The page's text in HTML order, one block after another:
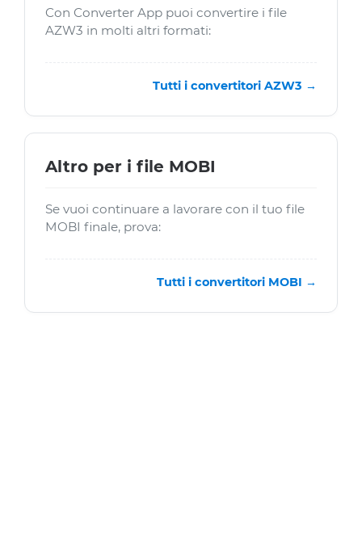
Con Converter App puoi convertire i file
AZW3 in molti altri formati:
Tutti i convertitori AZW3 →
Altro per i file MOBI
Se vuoi continuare a lavorare con il tuo file
MOBI finale, prova:
Tutti i convertitori MOBI →